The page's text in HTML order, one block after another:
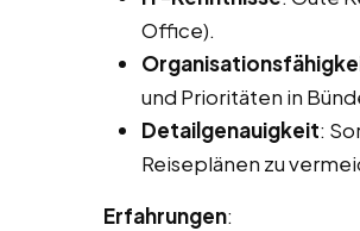
Office).
und Prioritäten in
Detailgenauigkeit:
Reiseplänen zu
Erfahrungen: